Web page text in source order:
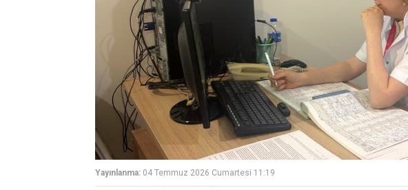
Yayınlanma: 04 Temmuz 2026 Cumartesi 11:19